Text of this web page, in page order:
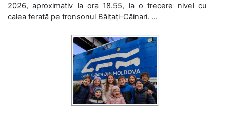
2026, aproximativ la ora 18.55, la o trecere nivel cu
calea ferată pe tronsonul Bălțați-Căinari. ...